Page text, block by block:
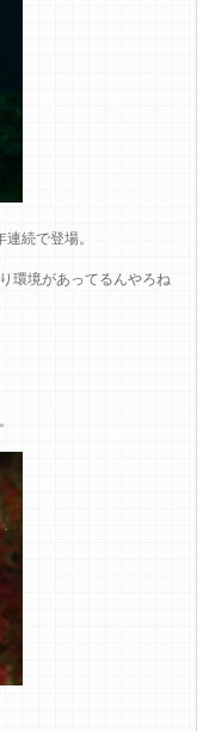
続で登場。
環境があってるんやろね